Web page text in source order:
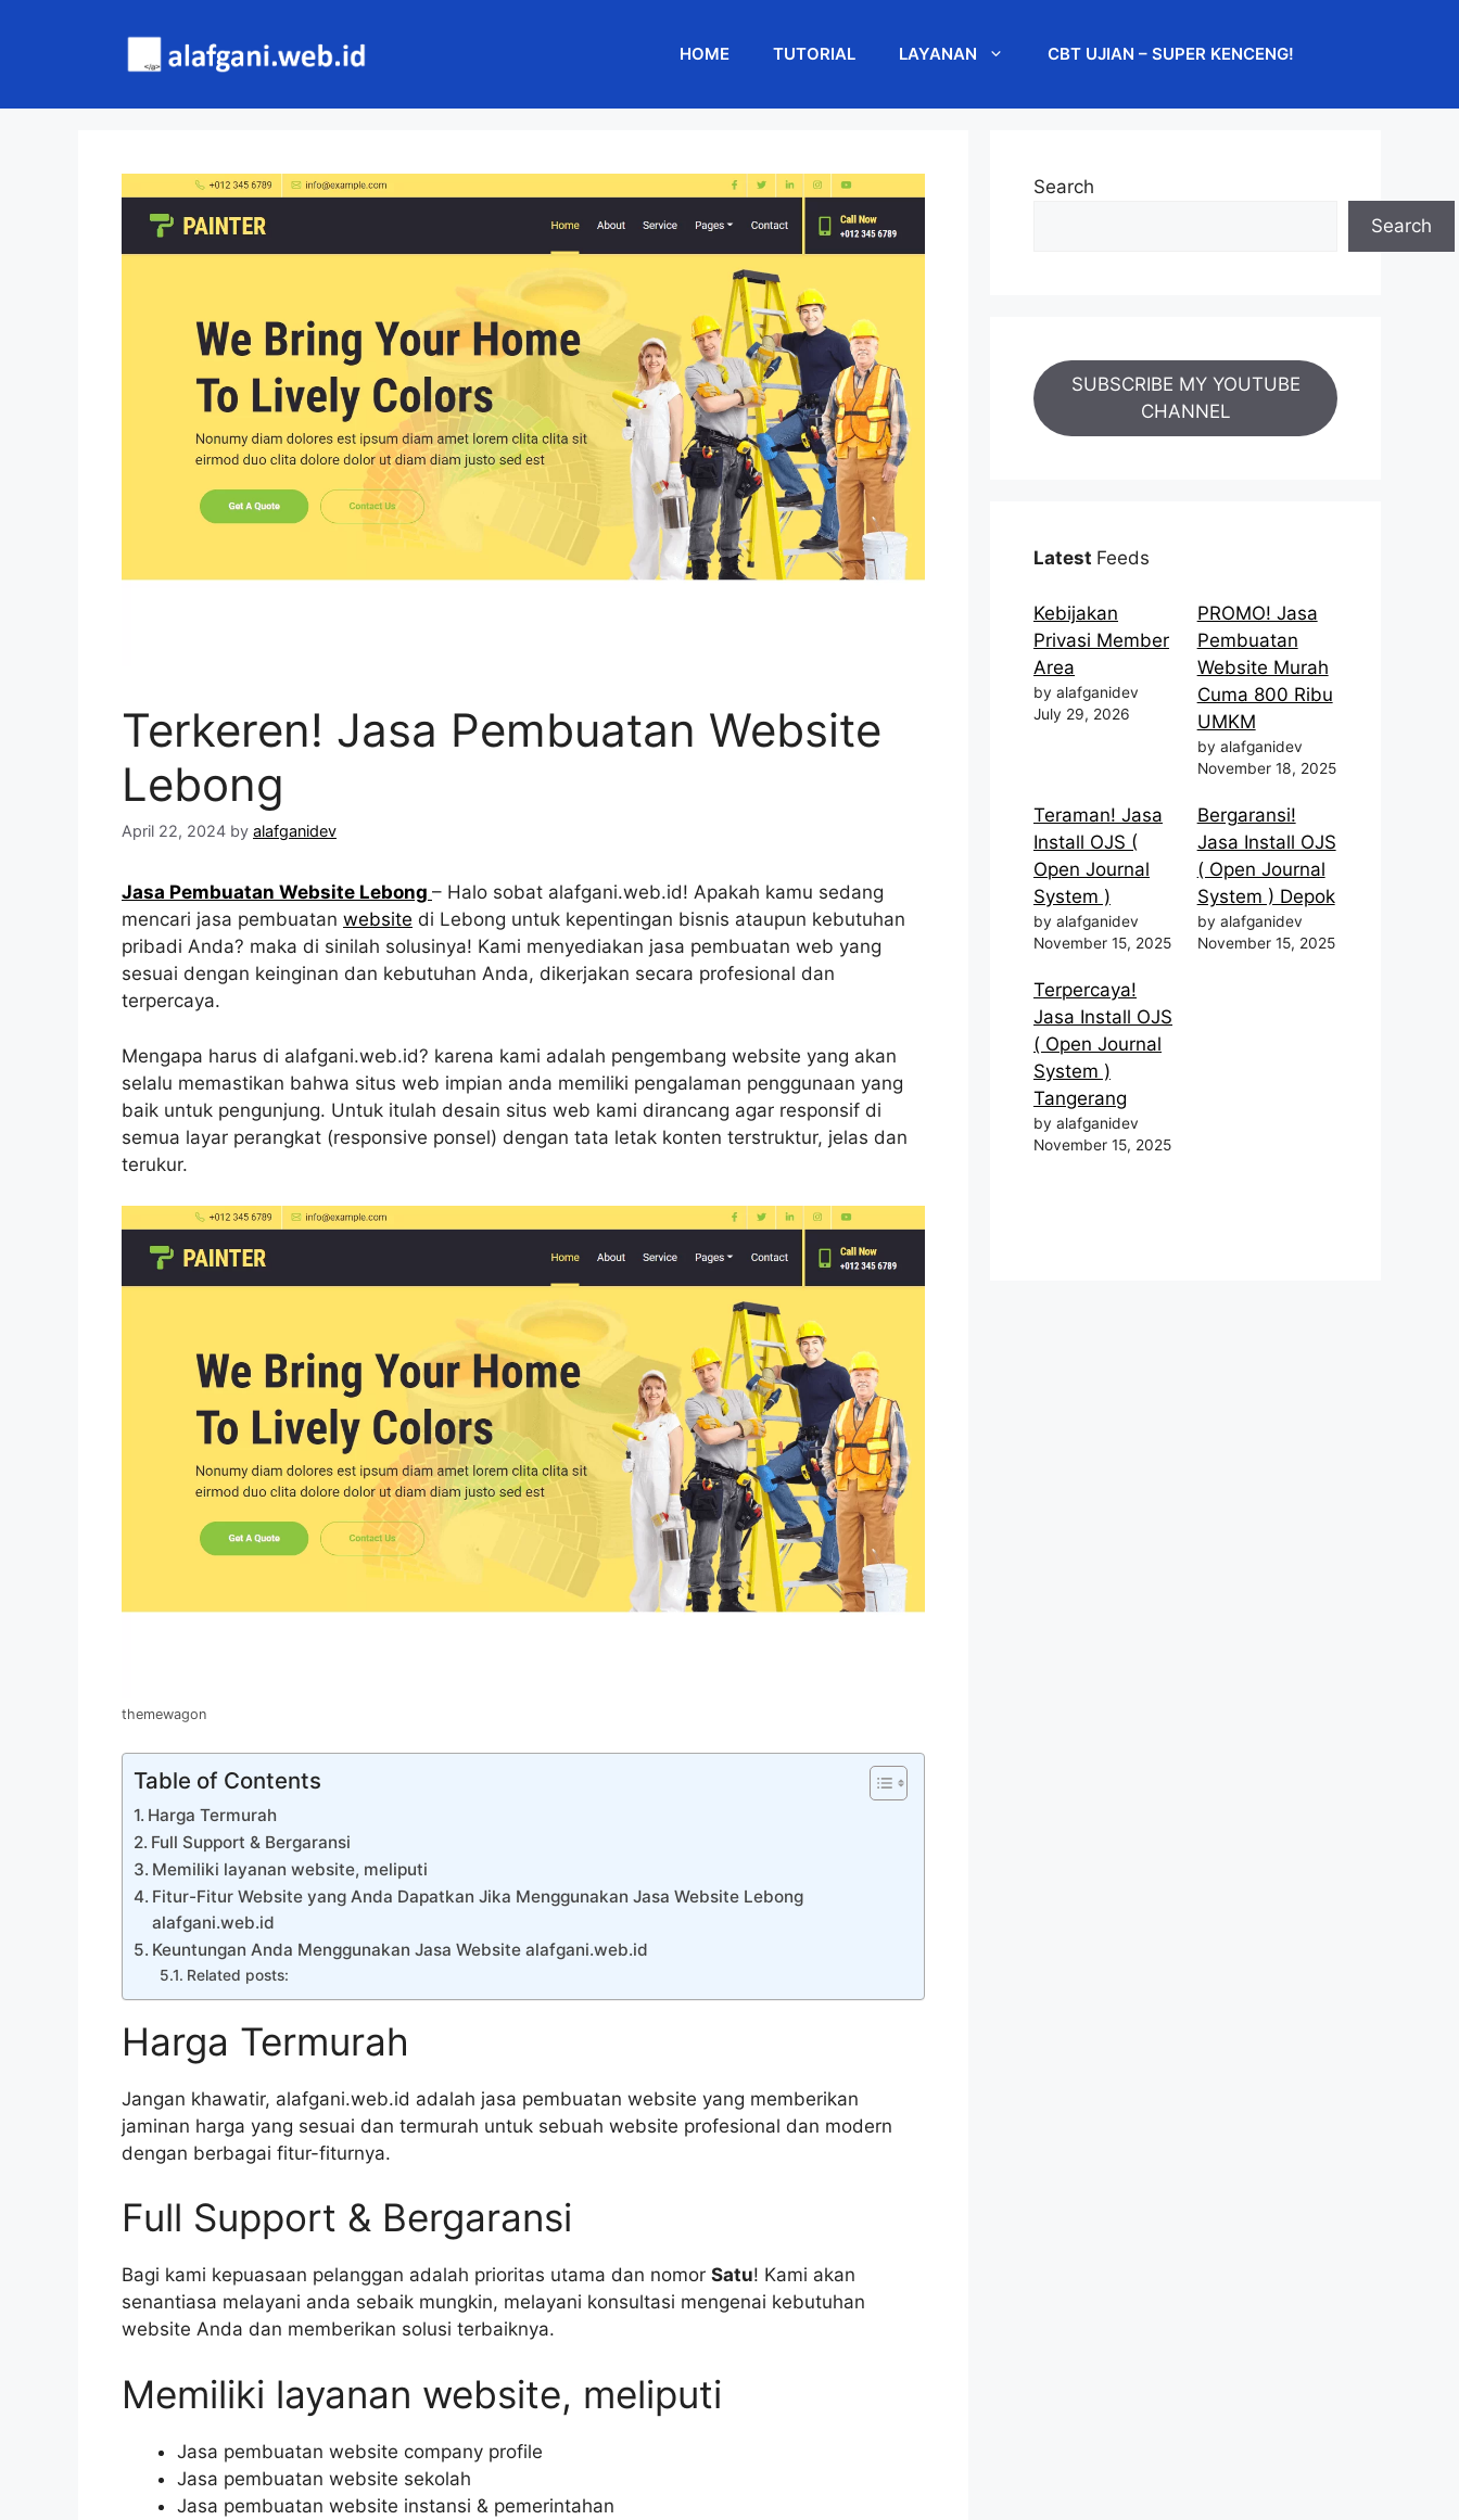
HOME TUTORIAL LAYANAN CBT UJIAN – SUPER KENCENG!
Terkeren! Jasa Pembuatan Website
Lebong
April 22, 2024 by alafganidev
Jasa Pembuatan Website Lebong – Halo sobat alafgani.web.id! Apakah kamu sedang
mencari jasa pembuatan website di Lebong untuk kepentingan bisnis ataupun kebutuhan
pribadi Anda? maka di sinilah solusinya! Kami menyediakan jasa pembuatan web yang
sesuai dengan keinginan dan kebutuhan Anda, dikerjakan secara profesional dan
terpercaya.
Mengapa harus di alafgani.web.id? karena kami adalah pengembang website yang akan
selalu memastikan bahwa situs web impian anda memiliki pengalaman penggunaan yang
baik untuk pengunjung. Untuk itulah desain situs web kami dirancang agar responsif di
semua layar perangkat (responsive ponsel) dengan tata letak konten terstruktur, jelas dan
terukur.
themewagon
Table of Contents
Harga Termurah
Full Support & Bergaransi
Memiliki layanan website, meliputi
Fitur-Fitur Website yang Anda Dapatkan Jika Menggunakan Jasa Website Lebong
alafgani.web.id
Keuntungan Anda Menggunakan Jasa Website alafgani.web.id
Related posts:
Harga Termurah
Jangan khawatir, alafgani.web.id adalah jasa pembuatan website yang memberikan
jaminan harga yang sesuai dan termurah untuk sebuah website profesional dan modern
dengan berbagai fitur-fiturnya.
Full Support & Bergaransi
Bagi kami kepuasaan pelanggan adalah prioritas utama dan nomor Satu! Kami akan
senantiasa melayani anda sebaik mungkin, melayani konsultasi mengenai kebutuhan
website Anda dan memberikan solusi terbaiknya.
Memiliki layanan website, meliputi
Jasa pembuatan website company profile
Jasa pembuatan website sekolah
Jasa pembuatan website instansi & pemerintahan
Search
Search
SUBSCRIBE MY YOUTUBE
CHANNEL
Latest Feeds
Kebijakan
Privasi Member
Area
by alafganidev
July 29, 2026
PROMO! Jasa
Pembuatan
Website Murah
Cuma 800 Ribu
UMKM
by alafganidev
November 18, 2025
Teraman! Jasa
Install OJS (
Open Journal
System )
by alafganidev
November 15, 2025
Bergaransi!
Jasa Install OJS
( Open Journal
System ) Depok
by alafganidev
November 15, 2025
Terpercaya!
Jasa Install OJS
( Open Journal
System )
Tangerang
by alafganidev
November 15, 2025